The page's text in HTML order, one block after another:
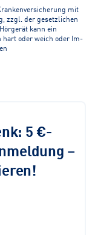
mit
zzgl. der gesetzlichen
kann ein
oder weich oder Im-
5 €-
–